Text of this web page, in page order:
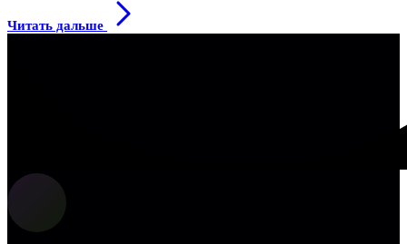
Читать дальше